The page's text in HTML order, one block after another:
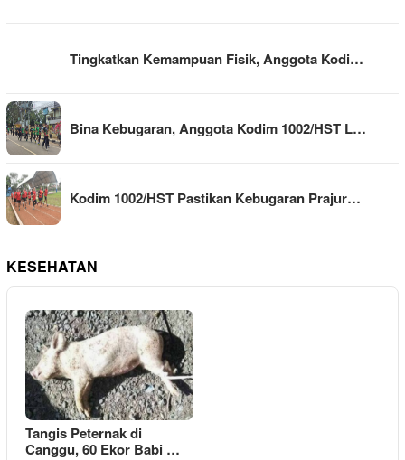
Tingkatkan Kemampuan Fisik, Anggota Kodi…
Bina Kebugaran, Anggota Kodim 1002/HST L…
Kodim 1002/HST Pastikan Kebugaran Prajur…
KESEHATAN
Tangis Peternak di
Canggu, 60 Ekor Babi …